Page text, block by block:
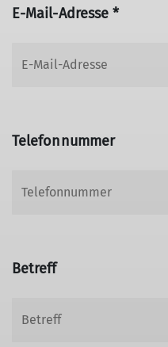
E-Mail-Adresse *
Telefonnummer
Betreff